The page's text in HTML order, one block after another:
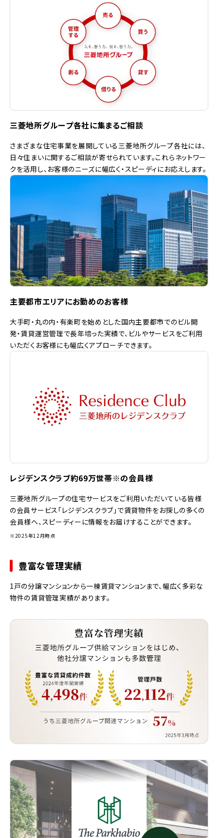
三菱地所グループ各社に集まるご相談
さまざまな住宅事業を展開している三菱地所グループ各社には、
日々住まいに関するご相談が寄せられています。これらネットワー
クを活用し、お客様のニーズに幅広く・スピーディにお応えします。
主要都市エリアにお勤めのお客様
大手町・丸の内・有楽町を始めとした国内主要都市でのビル開
発・賃貸運営管理で長年培った実績で、ビルやサービスをご利用
いただくお客様にも幅広くアプローチできます。
レジデンスクラブ約69万世帯※の会員様
三菱地所グループの住宅サービスをご利用いただいている皆様
の会員サービス「レジデンスクラブ」で賃貸物件をお探しの多くの
会員様へ、スピーディーに情報をお届けすることができます。
※2025年12月時点
豊富な管理実績
1戸の分譲マンションから一棟賃貸マンションまで、幅広く多彩な
物件の賃貸管理実績があります。